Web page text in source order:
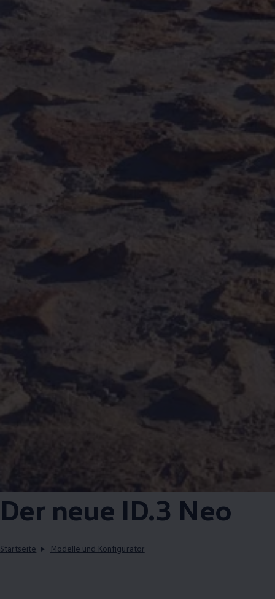
Der neue ID.3 Neo
Startseite Modelle und Konfigurator